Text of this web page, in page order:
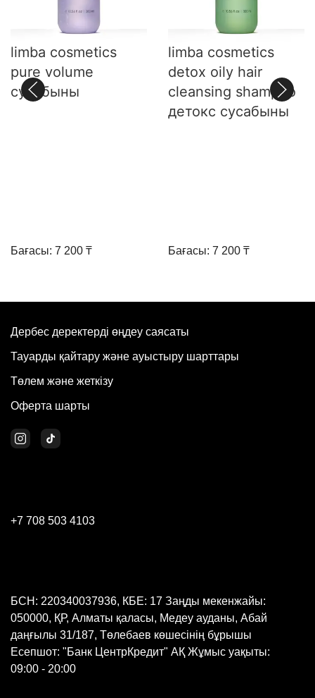
limba cosmetics
pure volume
сусабыны
Бағасы: 7 200 ₸
limba cosmetics
detox oily hair
cleansing shampoo
детокс сусабыны
Бағасы: 7 200 ₸
Дербес деректерді өңдеу саясаты
Тауарды қайтару және ауыстыру шарттары
Төлем және жеткізу
Оферта шарты
+7 708 503 4103
БСН: 220340037936, КБЕ: 17 Заңды мекенжайы:
050000, ҚР, Алматы қаласы, Медеу ауданы, Абай
даңғылы 31/187, Төлебаев көшесінің бұрышы
Есепшот: "Банк ЦентрКредит" АҚ Жұмыс уақыты:
09:00 - 20:00